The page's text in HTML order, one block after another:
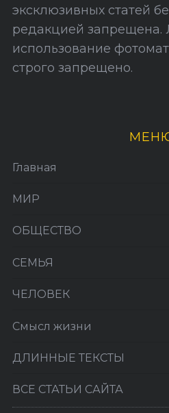
эксклюзивных статей
редакцией запрещена.
использование
строго запрещено.
Главная
МИР
ОБЩЕСТВО
СЕМЬЯ
ЧЕЛОВЕК
Смысл жизни
ДЛИННЫЕ ТЕКСТЫ
ВСЕ СТАТЬИ САЙТА